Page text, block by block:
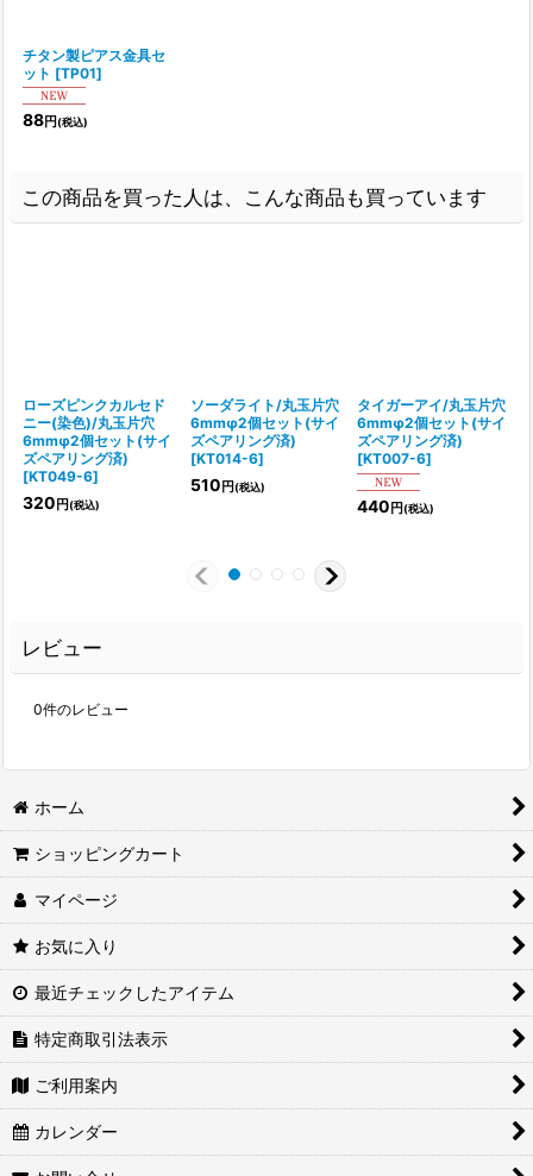
チタン製ピアス金具セ
ット [TP01]
88円(税込)
この商品を買った人は、こんな商品も買っています
ローズピンクカルセド
ニー(染色)/丸玉片穴
6mmφ2個セット(サイ
ズペアリング済)
[KT049-6]
320 円(税込)
ソーダライト/丸玉片穴
6mmφ2個セット(サイ
ズペアリング済)
[KT014-6]
510 円(税込)
タイガーアイ/丸玉片穴
6mmφ2個セット(サイ
ズペアリング済)
[KT007-6]
440 円(税込)
レビュー
0件のレビュー
ホーム
ショッピングカート
マイページ
お気に入り
最近チェックしたアイテム
特定商取引法表示
ご利用案内
カレンダー